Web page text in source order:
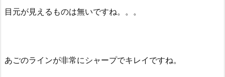
目元が見えるものは無いですね。。。
あごのラインが非常にシャープでキレイですね。